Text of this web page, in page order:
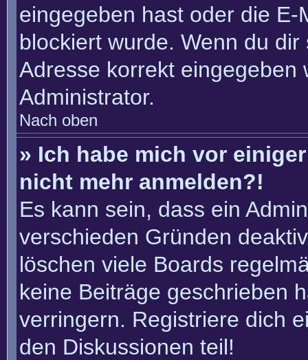
eingegeben hast oder die
blockiert wurde. Wenn du
Adresse korrekt
Administrator.
Nach oben
» Ich habe mich vor
nicht mehr anmelden?!
Es kann sein, dass ein
verschieden Gründen
löschen viele Boards
keine Beiträge geschrieben
verringern. Registriere dich
den Diskussionen teil!